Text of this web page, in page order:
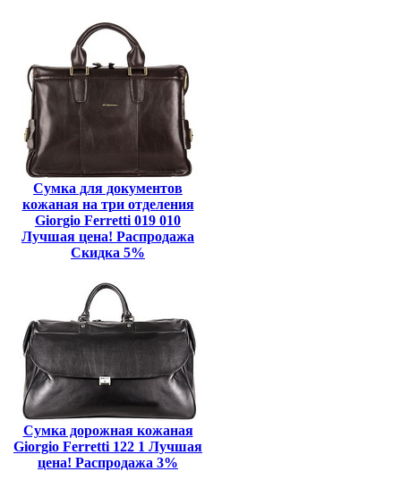
Сумка для документов
кожаная на три отделения
Giorgio Ferretti 019 010
Лучшая цена! Распродажа
Скидка 5%
Сумка дорожная кожаная
Giorgio Ferretti 122 1 Лучшая
цена! Распродажа 3%